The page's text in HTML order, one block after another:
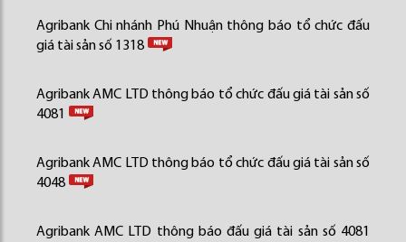
Agribank Chi nhánh Phú Nhuận thông báo tổ chức đấu
giá tài sản số 1318
Agribank AMC LTD thông báo tổ chức đấu giá tài sản số
4081
Agribank AMC LTD thông báo tổ chức đấu giá tài sản số
4048
Agribank AMC LTD thông báo đấu giá tài sản số 4081